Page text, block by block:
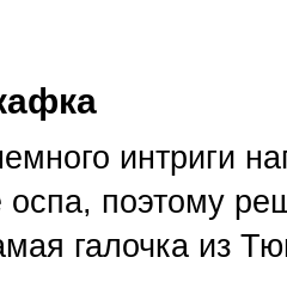
интриги
оспа, поэтому
галочка из